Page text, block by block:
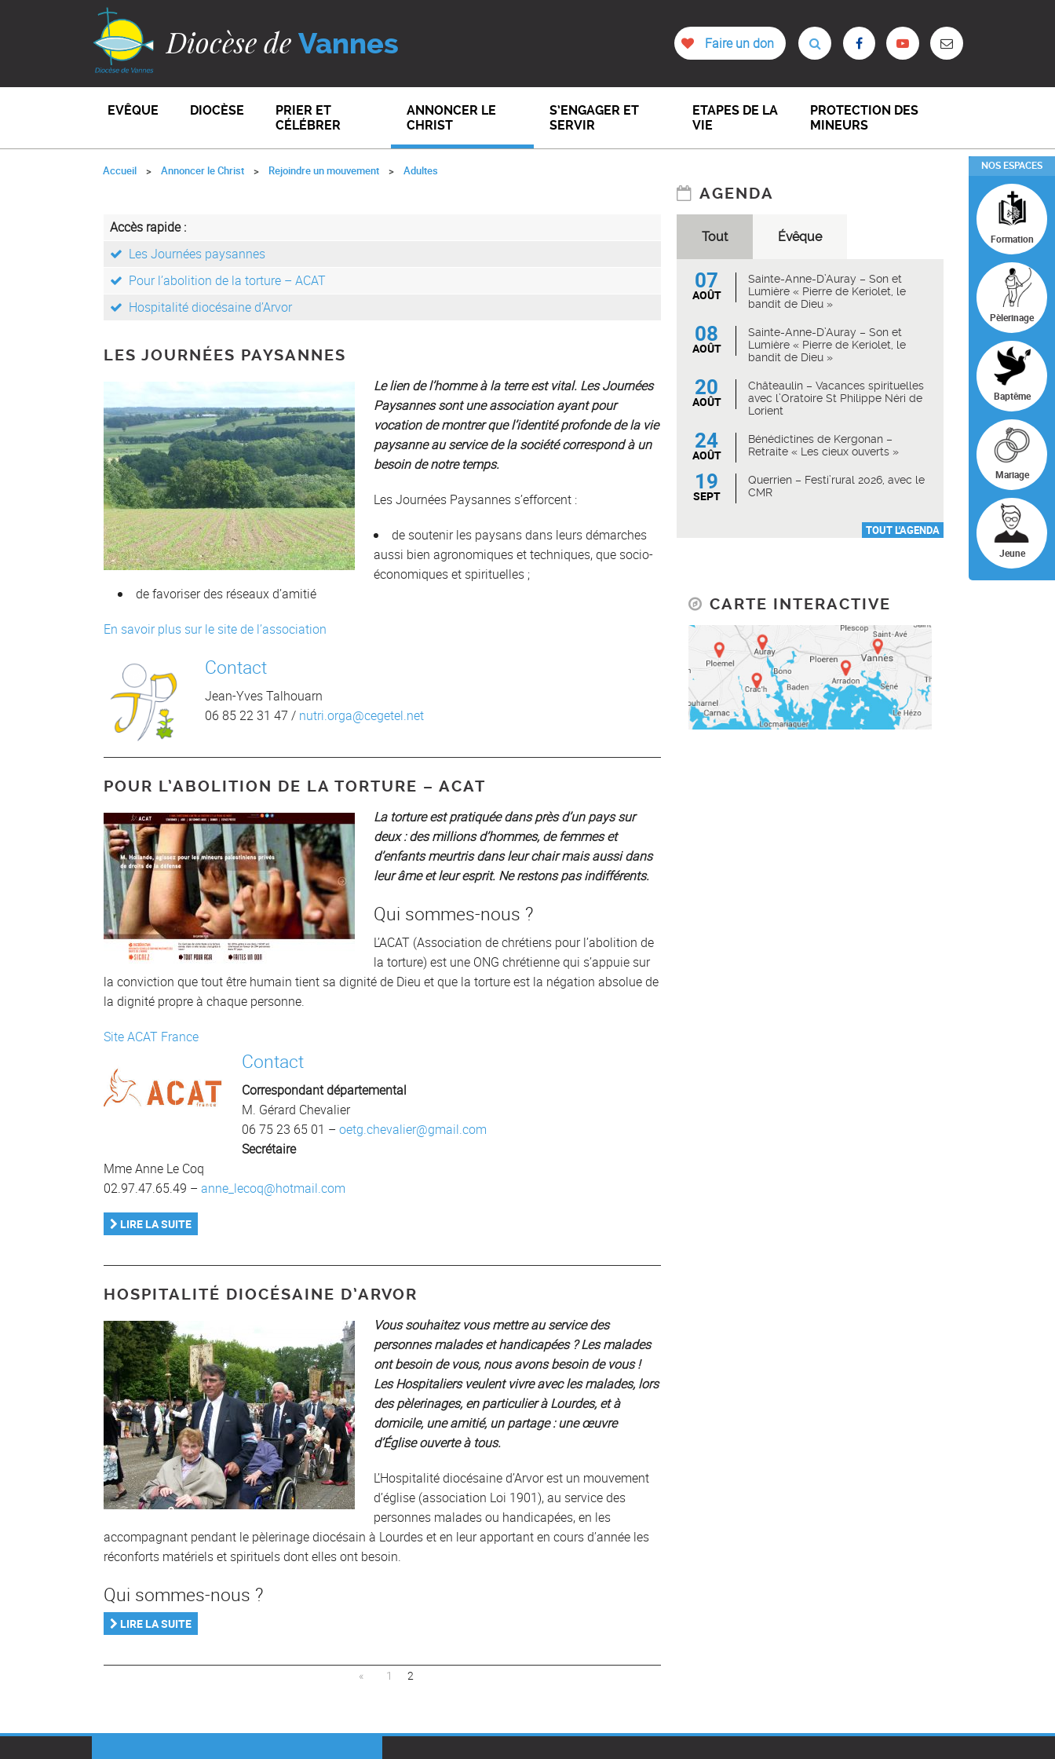
Diocèse de Vannes Faire un don
EVÊQUE DIOCÈSE
PRIER ET
CÉLÉBRER
ANNONCER LE
CHRIST
S’ENGAGER ET
SERVIR
ETAPES DE LA
VIE
PROTECTION DES
MINEURS
NOS ESPACES
Formation
Pèlerinage
Baptême
Mariage
Jeune
Accueil Annoncer le Christ Rejoindre un mouvement Adultes
Accès rapide :
Les Journées paysannes
Pour l’abolition de la torture – ACAT
Hospitalité diocésaine d’Arvor
LES JOURNÉES PAYSANNES
Le lien de l’homme à la terre est vital. Les Journées
Paysannes sont une association ayant pour
vocation de montrer que l’identité profonde de la vie
paysanne au service de la société correspond à un
besoin de notre temps.
Les Journées Paysannes s’efforcent :
de soutenir les paysans dans leurs démarches
aussi bien agronomiques et techniques, que socio-
économiques et spirituelles ;
de favoriser des réseaux d’amitié
En savoir plus sur le site de l’association
Contact
Jean-Yves Talhouarn
06 85 22 31 47 / nutri.orga@cegetel.net
POUR L’ABOLITION DE LA TORTURE – ACAT
La torture est pratiquée dans près d’un pays sur
deux : des millions d’hommes, de femmes et
d’enfants meurtris dans leur chair mais aussi dans
leur âme et leur esprit. Ne restons pas indifférents.
Qui sommes-nous ?
L’ACAT (Association de chrétiens pour l’abolition de
la torture) est une ONG chrétienne qui s’appuie sur
la conviction que tout être humain tient sa dignité de Dieu et que la torture est la négation absolue de
la dignité propre à chaque personne.
Site ACAT France
Contact
Correspondant départemental
M. Gérard Chevalier
06 75 23 65 01 – oetg.chevalier@gmail.com
Secrétaire
Mme Anne Le Coq
02.97.47.65.49 – anne_lecoq@hotmail.com
LIRE LA SUITE
HOSPITALITÉ DIOCÉSAINE D’ARVOR
Vous souhaitez vous mettre au service des
personnes malades et handicapées ? Les malades
ont besoin de vous, nous avons besoin de vous !
Les Hospitaliers veulent vivre avec les malades, lors
des pèlerinages, en particulier à Lourdes, et à
domicile, une amitié, un partage : une œuvre
d’Église ouverte à tous.
L’Hospitalité diocésaine d’Arvor est un mouvement
d’église (association Loi 1901), au service des
personnes malades ou handicapées, en les
accompagnant pendant le pèlerinage diocésain à Lourdes et en leur apportant en cours d’année les
réconforts matériels et spirituels dont elles ont besoin.
Qui sommes-nous ?
LIRE LA SUITE
« 1 2
AGENDA
Tout Évêque
07
AOÛT
Sainte-Anne-D’Auray – Son et
Lumière « Pierre de Keriolet, le
bandit de Dieu »
08
AOÛT
Sainte-Anne-D’Auray – Son et
Lumière « Pierre de Keriolet, le
bandit de Dieu »
20
AOÛT
Châteaulin – Vacances spirituelles
avec l’Oratoire St Philippe Néri de
Lorient
24
AOÛT
Bénédictines de Kergonan –
Retraite « Les cieux ouverts »
19
SEPT
Querrien – Festi’rural 2026, avec le
CMR
TOUT L'AGENDA
CARTE INTERACTIVE